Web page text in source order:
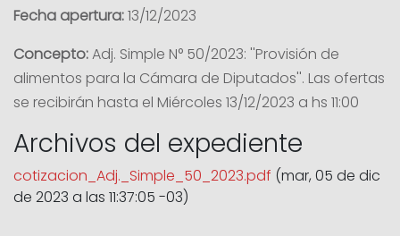
Fecha apertura:13/12/2023
Concepto:Adj. Simple N° 50/2023: ''Provisión de
alimentos para la Cámara de Diputados''. Las ofertas
se recibirán hasta el Miércoles 13/12/2023 a hs 11:00
Archivos del expediente
cotizacion_Adj._Simple_50_2023.pdf (mar, 05 de dic
de 2023 a las 11:37:05 -03)